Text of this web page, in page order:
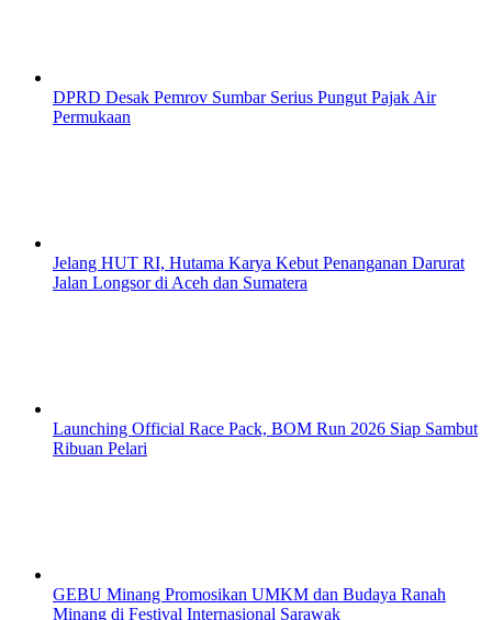
DPRD Desak Pemrov Sumbar Serius Pungut Pajak Air
Permukaan
Jelang HUT RI, Hutama Karya Kebut Penanganan Darurat
Jalan Longsor di Aceh dan Sumatera
Launching Official Race Pack, BOM Run 2026 Siap Sambut
Ribuan Pelari
GEBU Minang Promosikan UMKM dan Budaya Ranah
Minang di Festival Internasional Sarawak